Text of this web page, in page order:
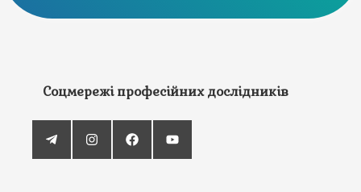
Соцмережі професійних дослідників